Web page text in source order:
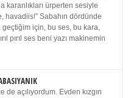
karanlıkları ürperten sesiyle
havadiis!” Sabahın dördünde
geçtiğim için, bu ses, bu kara,
pırıl ses beni yazı makinemin
açılıyordum. Evden kızgın